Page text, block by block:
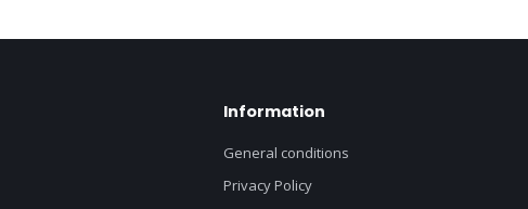
Information
General conditions
Privacy Policy